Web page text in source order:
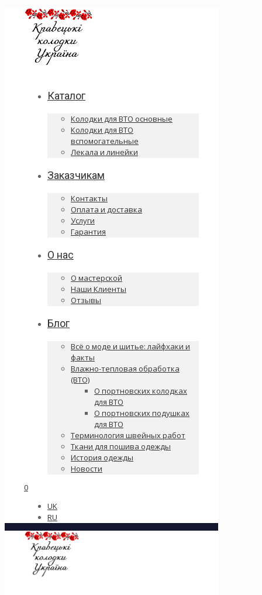
Каталог
Колодки для ВТО основные
Колодки для ВТО
вспомогательные
Лекала и линейки
Заказчикам
Контакты
Оплата и доставка
Услуги
Гарантия
О нас
О мастерской
Наши Клиенты
Отзывы
Блог
Всё о моде и шитье: лайфхаки и
факты
Влажно-тепловая обработка
(ВТО)
О портновских колодках
для ВТО
О портновских подушках
для ВТО
Терминология швейных работ
Ткани для пошива одежды
История одежды
Новости
0
UK
RU